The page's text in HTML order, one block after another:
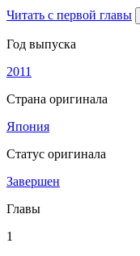
Читать с первой главы
Год выпуска
2011
Страна оригинала
Япония
Статус оригинала
Завершен
Главы
1